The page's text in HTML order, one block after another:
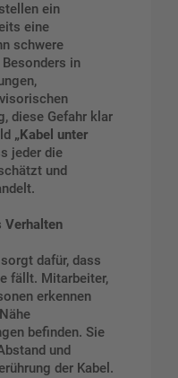
ein
eine
schwere
in
diese Gefahr klar
„Kabel unter
jeder die
und
Verhalten
dafür, dass
fällt. Mitarbeiter,
erkennen
befinden. Sie
und
der Kabel.